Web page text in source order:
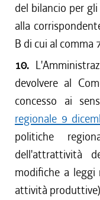
del bilancio per
alla
B di cui al comma
10.
devolvere al
concesso ai
regionale 9
politiche
dell'attrattività
modifiche a
attività